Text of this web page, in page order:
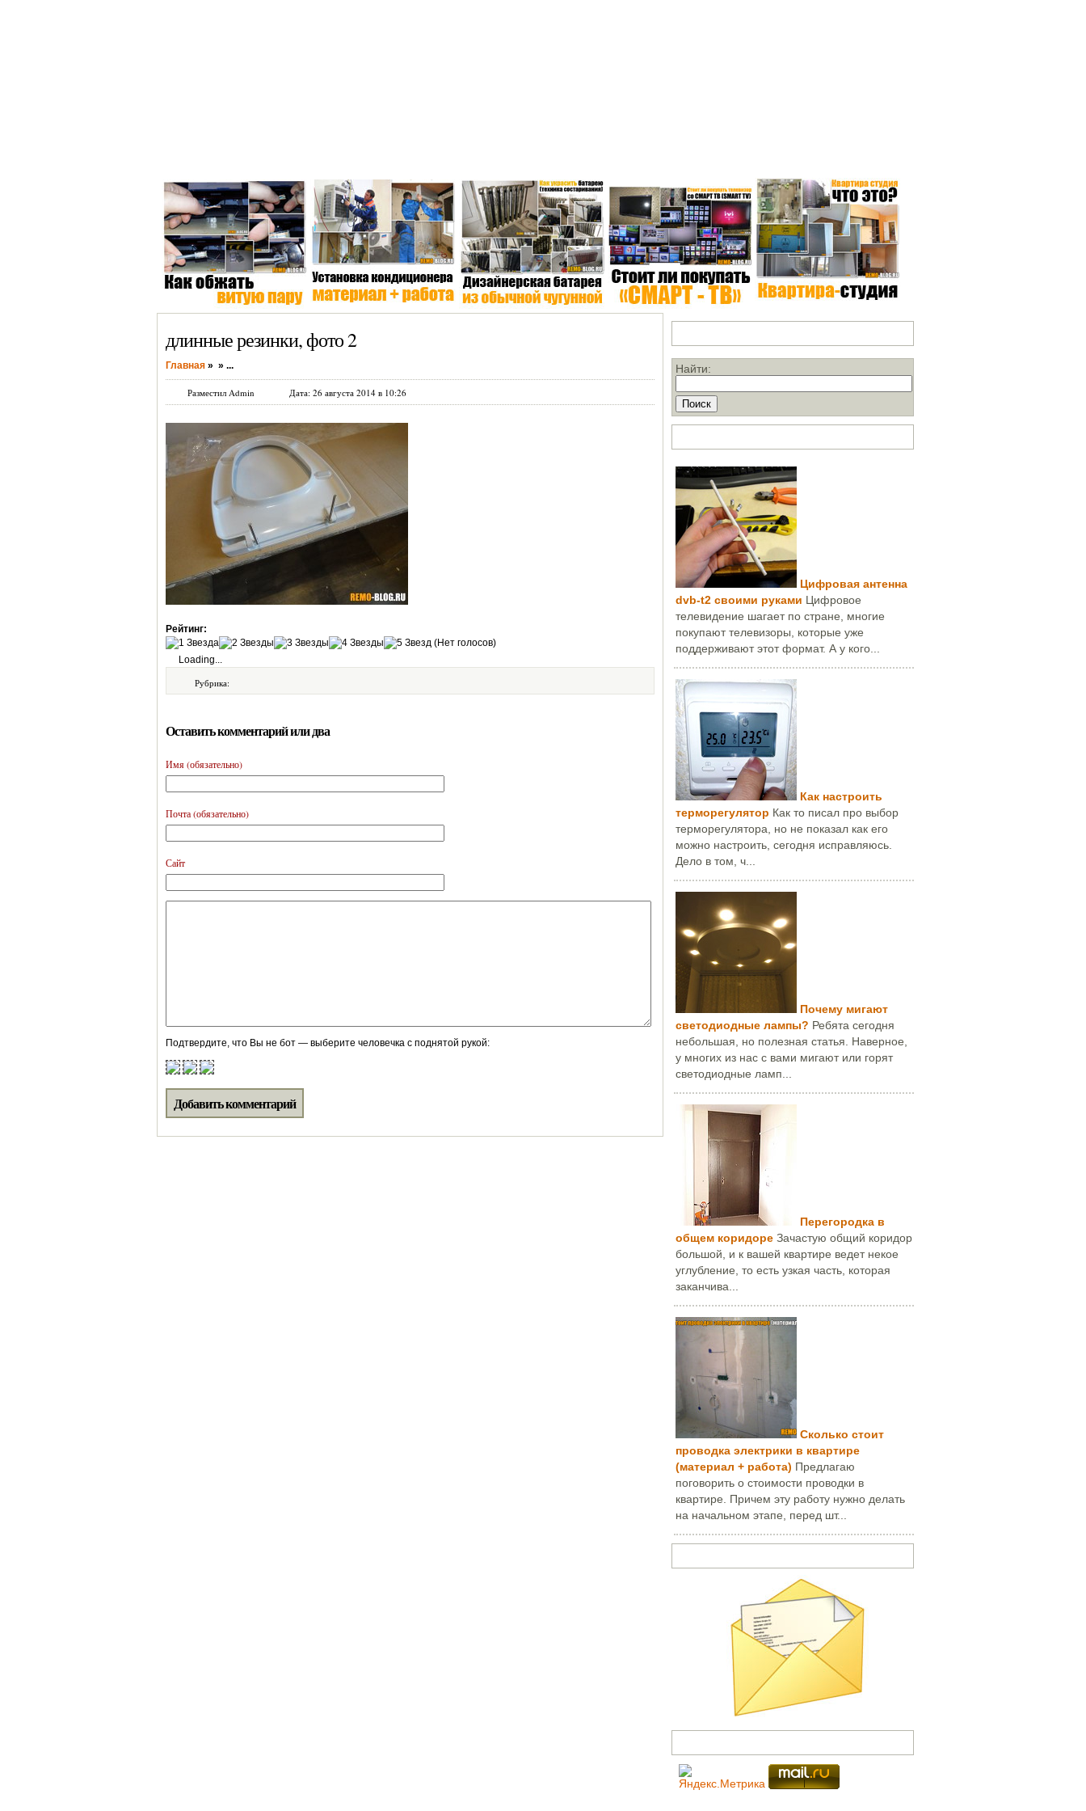
длинные резинки, фото 2
Главная » » ...
Разместил Admin Дата: 26 августа 2014 в 10:26
Рейтинг:
(Нет голосов)
Loading...
Рубрика:
Оставить комментарий или два
Имя (обязательно)
Почта (обязательно)
Сайт
Подтвердите, что Вы не бот — выберите человечка с поднятой рукой:
Найти:
Цифровая антенна
dvb-t2 своими руками Цифровое
телевидение шагает по стране, многие
покупают телевизоры, которые уже
поддерживают этот формат. А у кого...
Как настроить
терморегулятор Как то писал про выбор
терморегулятора, но не показал как его
можно настроить, сегодня исправляюсь.
Дело в том, ч...
Почему мигают
светодиодные лампы? Ребята сегодня
небольшая, но полезная статья. Наверное,
у многих из нас с вами мигают или горят
светодиодные ламп...
Перегородка в
общем коридоре Зачастую общий коридор
большой, и к вашей квартире ведет некое
углубление, то есть узкая часть, которая
заканчива...
Сколько стоит
проводка электрики в квартире
(материал + работа) Предлагаю
поговорить о стоимости проводки в
квартире. Причем эту работу нужно делать
на начальном этапе, перед шт...